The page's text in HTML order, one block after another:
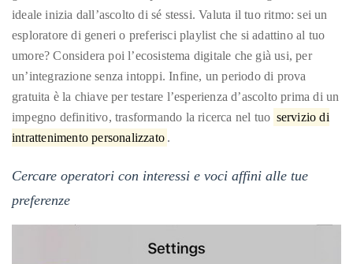
ideale inizia dall’ascolto di sé stessi. Valuta il tuo ritmo: sei un
esploratore di generi o preferisci playlist che si adattino al tuo
umore? Considera poi l’ecosistema digitale che già usi, per
un’integrazione senza intoppi. Infine, un periodo di prova
gratuita è la chiave per testare l’esperienza d’ascolto prima di un
impegno definitivo, trasformando la ricerca nel tuo servizio di
intrattenimento personalizzato .
Cercare operatori con interessi e voci affini alle tue
preferenze